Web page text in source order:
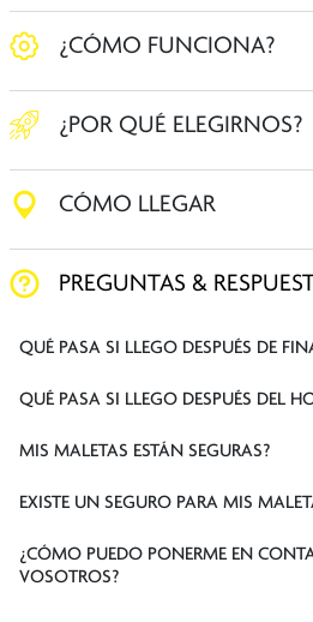
¿CÓMO FUNCIONA?
¿POR QUÉ ELEGIRNOS?
CÓMO LLEGAR
PREGUNTAS &
QUÉ PASA SI LLEGO DESPUÉS DE
QUÉ PASA SI LLEGO DESPUÉS DEL
MIS MALETAS ESTÁN SEGURAS?
EXISTE UN SEGURO PARA MIS
¿CÓMO PUEDO PONERME EN
VOSOTROS?